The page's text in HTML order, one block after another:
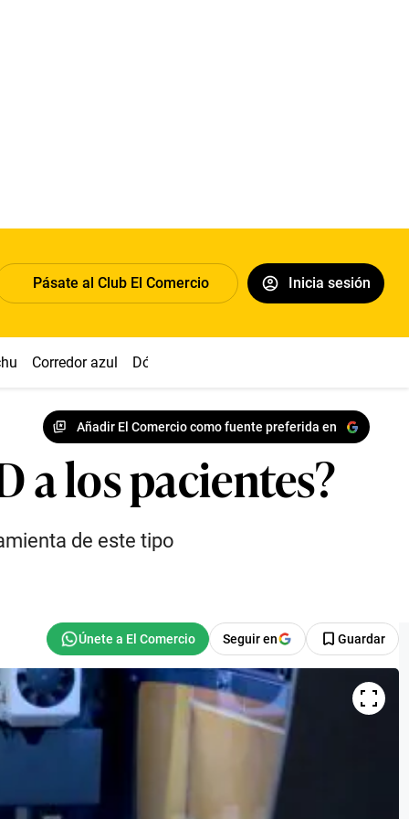
Pásate al Club El Comercio Inicia sesión
Corredor azul Dólar
Añadir El Comercio como fuente preferida en
a los pacientes?
de este tipo
Seguir en Guardar